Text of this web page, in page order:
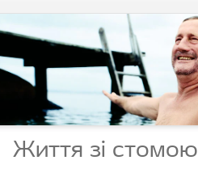
Життя зі стомою